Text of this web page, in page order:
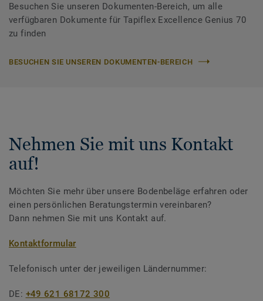
Besuchen Sie unseren Dokumenten-Bereich, um alle
verfügbaren Dokumente für Tapiflex Excellence Genius 70
zu finden
BESUCHEN SIE UNSEREN DOKUMENTEN-BEREICH
Nehmen Sie mit uns Kontakt
auf!
Möchten Sie mehr über unsere Bodenbeläge erfahren oder
einen persönlichen Beratungstermin vereinbaren?
Dann nehmen Sie mit uns Kontakt auf.
Kontaktformular
Telefonisch unter der jeweiligen Ländernummer:
DE: +49 621 68172 300